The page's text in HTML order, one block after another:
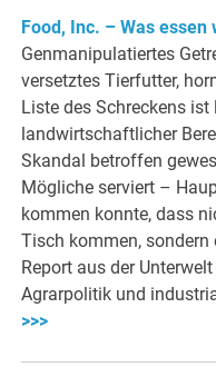
Food, Inc. – Was essen
Genmanipulatiertes
versetztes Tierfutter,
Liste des Schreckens
landwirtschaftlicher
Skandal betroffen
Mögliche serviert –
kommen konnte, dass
Tisch kommen, sondern
Report aus der
Agrarpolitik und
>>>